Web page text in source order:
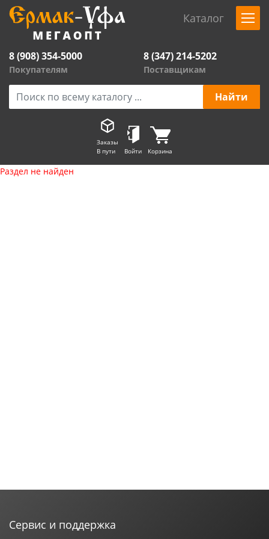
Каталог
8 (908) 354-5000
Покупателям
8 (347) 214-5202
Поставщикам
Заказы
В пути
Войти Корзина
Раздел не найден
Сервис и поддержка